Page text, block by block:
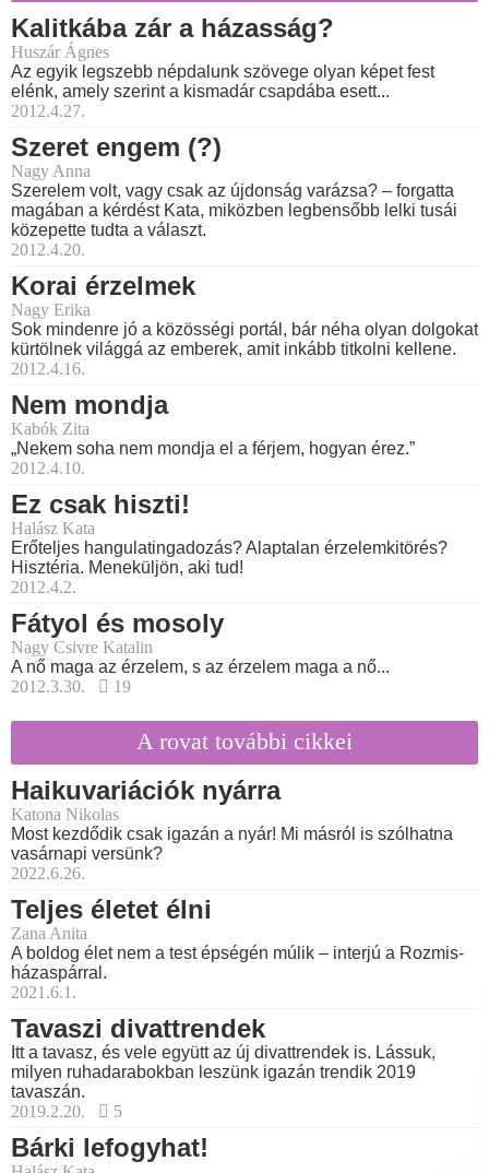
Kalitkába zár a házasság?
Huszár Ágnes
Az egyik legszebb népdalunk szövege olyan képet fest
elénk, amely szerint a kismadár csapdába esett...
2012.4.27.
Szeret engem (?)
Nagy Anna
Szerelem volt, vagy csak az újdonság varázsa? – forgatta
magában a kérdést Kata, miközben legbensőbb lelki tusái
közepette tudta a választ.
2012.4.20.
Korai érzelmek
Nagy Erika
Sok mindenre jó a közösségi portál, bár néha olyan dolgokat
kürtölnek világgá az emberek, amit inkább titkolni kellene.
2012.4.16.
Nem mondja
Kabók Zita
„Nekem soha nem mondja el a férjem, hogyan érez.”
2012.4.10.
Ez csak hiszti!
Halász Kata
Erőteljes hangulatingadozás? Alaptalan érzelemkitörés?
Hisztéria. Meneküljön, aki tud!
2012.4.2.
Fátyol és mosoly
Nagy Csivre Katalin
A nő maga az érzelem, s az érzelem maga a nő...
2012.3.30.
19
A rovat további cikkei
Haikuvariációk nyárra
Katona Nikolas
Most kezdődik csak igazán a nyár! Mi másról is szólhatna
vasárnapi versünk?
2022.6.26.
Teljes életet élni
Zana Anita
A boldog élet nem a test épségén múlik – interjú a Rozmis-
házaspárral.
2021.6.1.
Tavaszi divattrendek
Itt a tavasz, és vele együtt az új divattrendek is. Lássuk,
milyen ruhadarabokban leszünk igazán trendik 2019
tavaszán.
2019.2.20.
5
Bárki lefogyhat!